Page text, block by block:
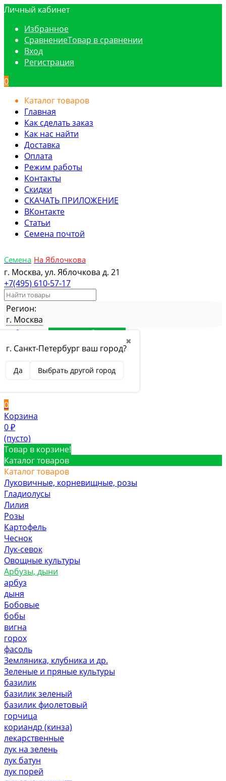
Личный кабинет
Избранное
СравнениеТовар в сравнении
Вход
Регистрация
0
Каталог товаров
Главная
Как сделать заказ
Как нас найти
Доставка
Оплата
Режим работы
Контакты
Скидки
СКАЧАТЬ ПРИЛОЖЕНИЕ
ВКонтакте
Статьи
Семена почтой
Семена На Яблочкова
г. Москва, ул. Яблочкова д. 21
+7(495) 610-57-17
Регион:
г. Москва
✖
г. Санкт-Петербург ваш город?
Да Выбрать другой город
Избранное Товар в избранном
СравнениеТовар в сравнении
Вход
Вход
0
Корзина
0 ₽
(пусто)
Товар в корзине!
Каталог товаров
Каталог товаров
Луковичные, корневищные, розы
Гладиолусы
Лилия
Розы
Картофель
Чеснок
Лук-севок
Овощные культуры
Арбузы, дыни
арбуз
дыня
Бобовые
бобы
вигна
горох
фасоль
Земляника, клубника и др.
Зеленые и пряные культуры
базилик
базилик зеленый
базилик фиолетовый
горчица
кориандр (кинза)
лекарственные
лук на зелень
лук батун
лук порей